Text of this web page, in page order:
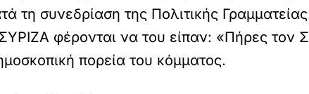
τη συνεδρίαση της Πολιτικής
φέρονται να του είπαν: «Πήρες τον
πορεία του κόμματος.